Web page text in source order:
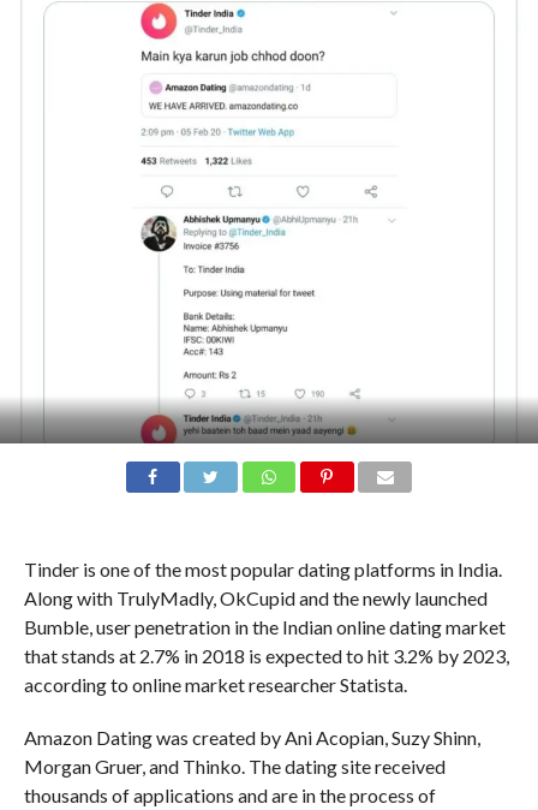
Tinder is one of the most popular dating platforms in India.
Along with TrulyMadly, OkCupid and the newly launched
Bumble, user penetration in the Indian online dating market
that stands at 2.7% in 2018 is expected to hit 3.2% by 2023,
according to online market researcher Statista.
Amazon Dating was created by Ani Acopian, Suzy Shinn,
Morgan Gruer, and Thinko. The dating site received
thousands of applications and are in the process of